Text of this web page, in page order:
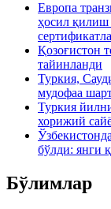
Европа
ҳосил қилиш
Қозоғистон
тайинланди
Туркия,
мудофаа
Туркия
хорижий
бўлди: янги
Бўлимлар